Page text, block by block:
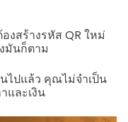
งสร้างรหัส QR ใหม่
มันก็ตาม
ไปแล้ว คุณไม่จำเป็น
และเงิน